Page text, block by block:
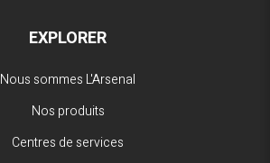
EXPLORER
Nous sommes L'Arsenal
Nos produits
Centres de services